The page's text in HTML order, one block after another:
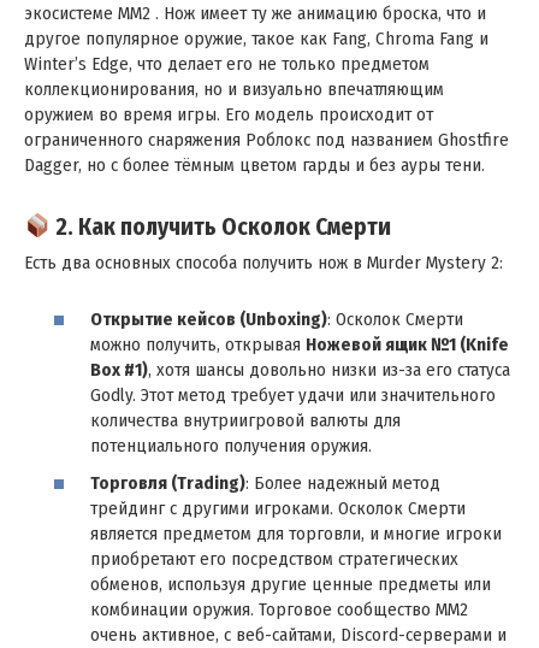
экосистеме MM2 . Нож имеет ту же анимацию броска, что и
другое популярное оружие, такое как Fang, Chroma Fang и
Winter’s Edge, что делает его не только предметом
коллекционирования, но и визуально впечатляющим
оружием во время игры. Его модель происходит от
ограниченного снаряжения Роблокс под названием Ghostfire
Dagger, но с более тёмным цветом гарды и без ауры тени.
2. Как получить Осколок Смерти
Есть два основных способа получить нож в Murder Mystery 2:
Открытие кейсов (Unboxing): Осколок Смерти
можно получить, открывая Ножевой ящик №1 (Knife
Box #1), хотя шансы довольно низки из-за его статуса
Godly. Этот метод требует удачи или значительного
количества внутриигровой валюты для
потенциального получения оружия.
Торговля (Trading): Более надежный метод
трейдинг с другими игроками. Осколок Смерти
является предметом для торговли, и многие игроки
приобретают его посредством стратегических
обменов, используя другие ценные предметы или
комбинации оружия. Торговое сообщество MM2
очень активное, с веб-сайтами, Discord-серверами и